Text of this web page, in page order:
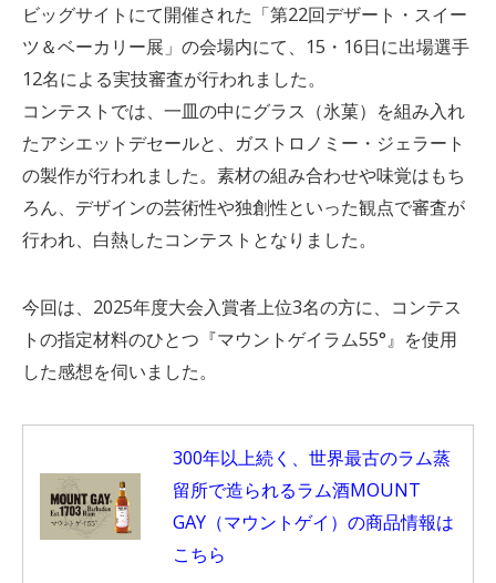
ビッグサイトにて開催された「第22回デザート・スイー
ツ＆ベーカリー展」の会場内にて、15・16日に出場選手
12名による実技審査が行われました。
コンテストでは、一皿の中にグラス（氷菓）を組み入れ
たアシエットデセールと、ガストロノミー・ジェラート
の製作が行われました。素材の組み合わせや味覚はもち
ろん、デザインの芸術性や独創性といった観点で審査が
行われ、白熱したコンテストとなりました。
今回は、2025年度大会入賞者上位3名の方に、コンテス
トの指定材料のひとつ『マウントゲイラム55°』を使用
した感想を伺いました。
300年以上続く、世界最古のラム蒸
留所で造られるラム酒MOUNT
GAY（マウントゲイ）の商品情報は
こちら